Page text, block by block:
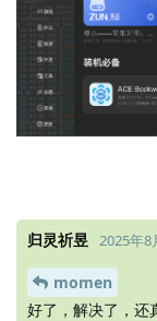
归灵祈昱 2025年8
momen
好了，解决了，还